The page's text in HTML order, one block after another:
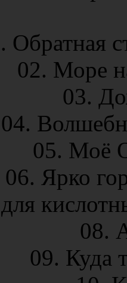
Обратная
02. Море
03.
04.
05. Моё
06. Ярко
08.
09. Куда